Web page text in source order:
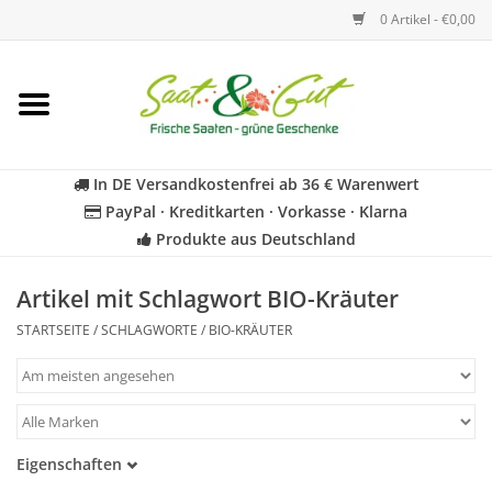
0 Artikel - €0,00
Startseite
Kräuter
Für Kinder
Geschenkideen
In DE Versandkostenfrei ab 36 € Warenwert
PayPal · Kreditkarten · Vorkasse · Klarna
Produkte aus Deutschland
Artikel mit Schlagwort BIO-Kräuter
STARTSEITE /SCHLAGWORTE / BIO-KRÄUTER
Eigenschaften